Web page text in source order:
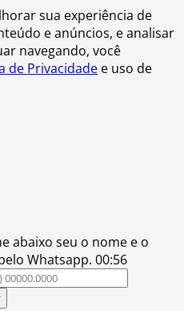
sua experiência de
e anúncios, e analisar
navegando, você
de Privacidade e uso de
abaixo seu o nome e o
Whatsapp. 00:56